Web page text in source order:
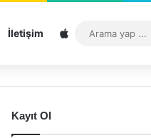
İletişim Sitemap
Kayıt Ol